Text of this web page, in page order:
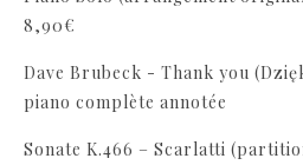
8,90€
Dave Brubeck - Thank you
piano complète annotée
Sonate K.466 – Scarlatti